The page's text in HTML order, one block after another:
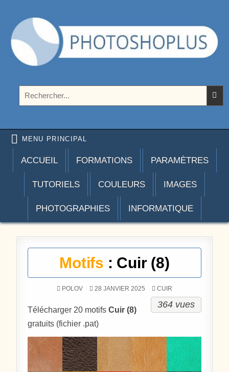
Photoshoplus
MENU PRINCIPAL
ACCUEIL FORMATIONS PARAMÈTRES
TUTORIELS COULEURS IMAGES
PHOTOGRAPHIES INFORMATIQUE
Motifs : Cuir (8)
POLOV 28 JANVIER 2025 POSTÉ DANS
CUIR
364 vues
Télécharger 20 motifsCuir (8)
gratuits (fichier .pat)